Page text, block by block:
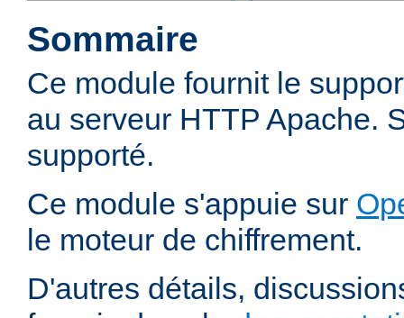
Sommaire
Ce module fournit le
au serveur HTTP Apache.
supporté.
Ce module s'appuie sur
le moteur de chiffrement.
D'autres détails,